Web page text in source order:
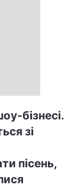
бізнесі.
зі
пісень,